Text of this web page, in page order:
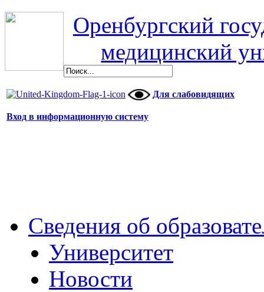
Оренбургский
медицинский
Для слабовидящих
Вход в информационную систему
Сведения об
Университет
Новости